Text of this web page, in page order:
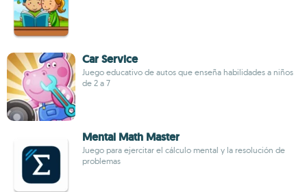
Car Service
Juego educativo de autos que enseña habilidades a niños
de 2 a 7
Mental Math Master
Juego para ejercitar el cálculo mental y la resolución de
problemas